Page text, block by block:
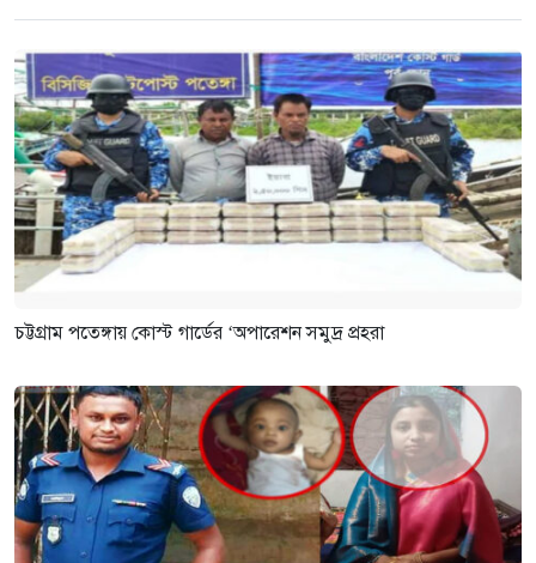
চট্টগ্রাম পতেঙ্গায় কোস্ট গার্ডের ‘অপারেশন সমুদ্র প্রহরা